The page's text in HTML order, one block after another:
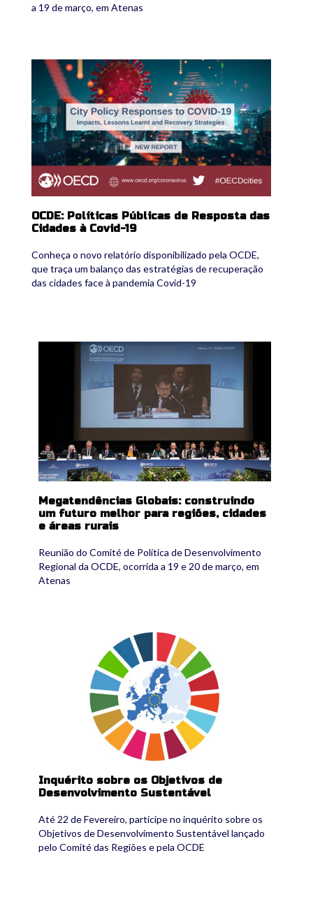
a 19 de março, em Atenas
oecd.png
OCDE: Políticas Públicas de Resposta das
Cidades à Covid-19
Conheça o novo relatório disponibilizado pela OCDE,
que traça um balanço das estratégias de recuperação
das cidades face à pandemia Covid-19
Megatendências Globais: construindo
um futuro melhor para regiões, cidades
e áreas rurais
Reunião do Comité de Política de Desenvolvimento
Regional da OCDE, ocorrida a 19 e 20 de março, em
Atenas
Inquérito sobre os Objetivos de
Desenvolvimento Sustentável
Até 22 de Fevereiro, participe no inquérito sobre os
Objetivos de Desenvolvimento Sustentável lançado
pelo Comité das Regiões e pela OCDE